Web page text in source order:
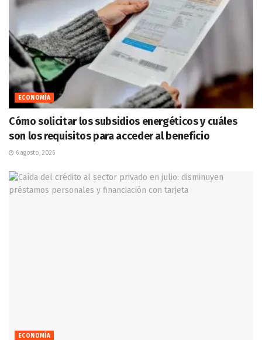
ECONOMÍA
Cómo solicitar los subsidios energéticos y cuáles
son los requisitos para acceder al beneficio
6 agosto, 2026
ECONOMÍA